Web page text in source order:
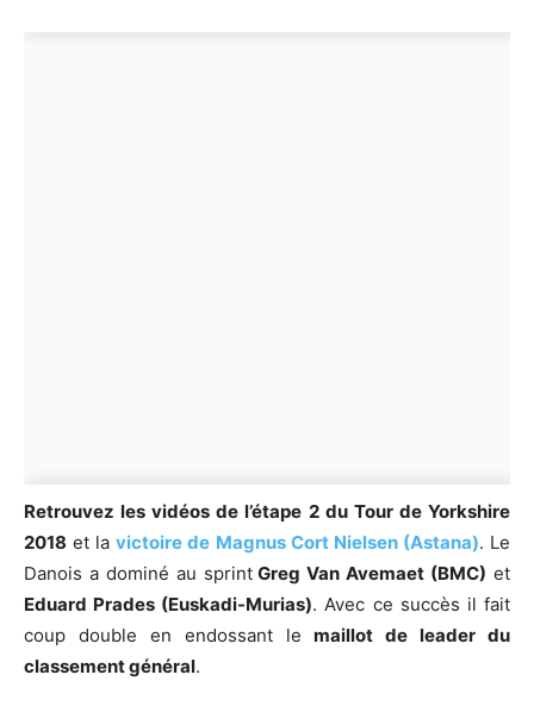
Retrouvez les vidéos de l’étape 2 du Tour de Yorkshire
2018 et lavictoire de Magnus Cort Nielsen (Astana). Le
Danois a dominé au sprintGreg Van Avemaet (BMC) et
Eduard Prades (Euskadi-Murias). Avec ce succès il fait
coup double en endossant lemaillot de leader du
classement général.